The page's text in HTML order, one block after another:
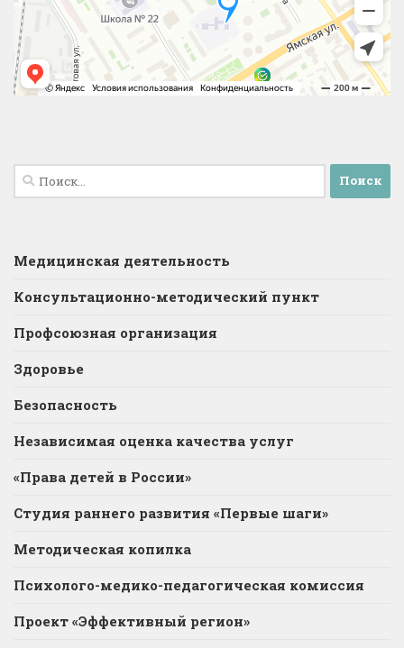
Найти:
Медицинская деятельность
Консультационно-методический пункт
Профсоюзная организация
Здоровье
Безопасность
Независимая оценка качества услуг
«Права детей в России»
Студия раннего развития «Первые шаги»
Методическая копилка
Психолого-медико-педагогическая комиссия
Проект «Эффективный регион»